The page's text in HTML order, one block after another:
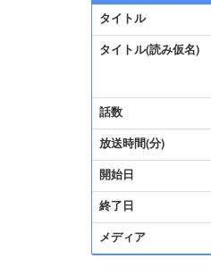
タイトル
タイトル(読み仮名)
話数
放送時間(分)
開始日
終了日
メディア